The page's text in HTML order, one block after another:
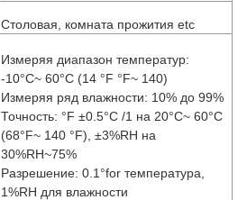
Столовая, комната прожития etc
Измеряя диапазон температур:
-10°C~ 60°C (14 °F °F~ 140)
Измеряя ряд влажности: 10% до 99%
Точность: °F ±0.5°C /1 на 20°C~ 60°C
(68°F~ 140 °F), ±3%RH на
30%RH~75%
Разрешение: 0.1°for температура,
1%RH для влажности